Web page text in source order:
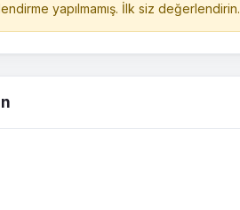
yapılmamış. İlk siz değerlendirin.